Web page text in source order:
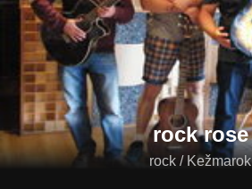
rock rose
rock / Kežmarok